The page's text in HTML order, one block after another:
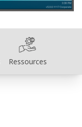
Ressources
Ressources